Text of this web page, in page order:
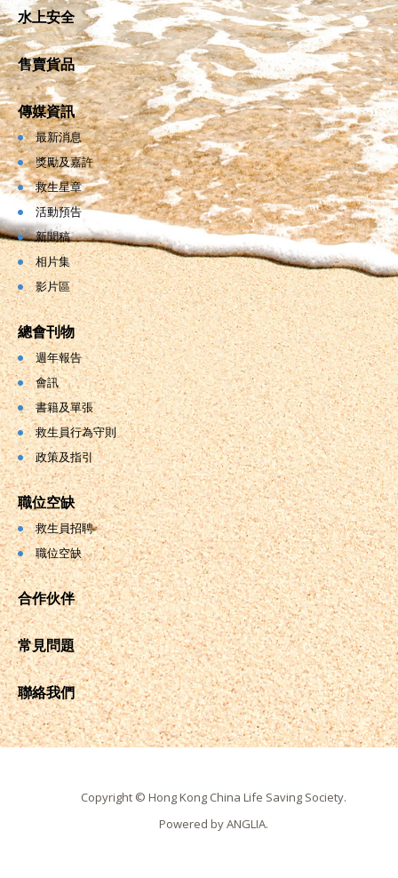
水上安全
售賣貨品
傳媒資訊
最新消息
獎勵及嘉許
救生星章
活動預告
新聞稿
相片集
影片區
總會刊物
週年報告
會訊
書籍及單張
救生員行為守則
政策及指引
職位空缺
救生員招聘
職位空缺
合作伙伴
常見問題
聯絡我們
Copyright © Hong Kong China Life Saving Society.
Powered byANGLIA.